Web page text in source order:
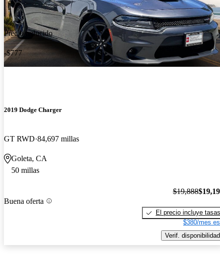
Precio reducido
-$777
2019 Dodge Charger
GT RWD 84,697 millas
Goleta, CA
50 millas
Buena oferta
$19,888
El precio incluye tasas
$380/mes
Verif. disponibilidad